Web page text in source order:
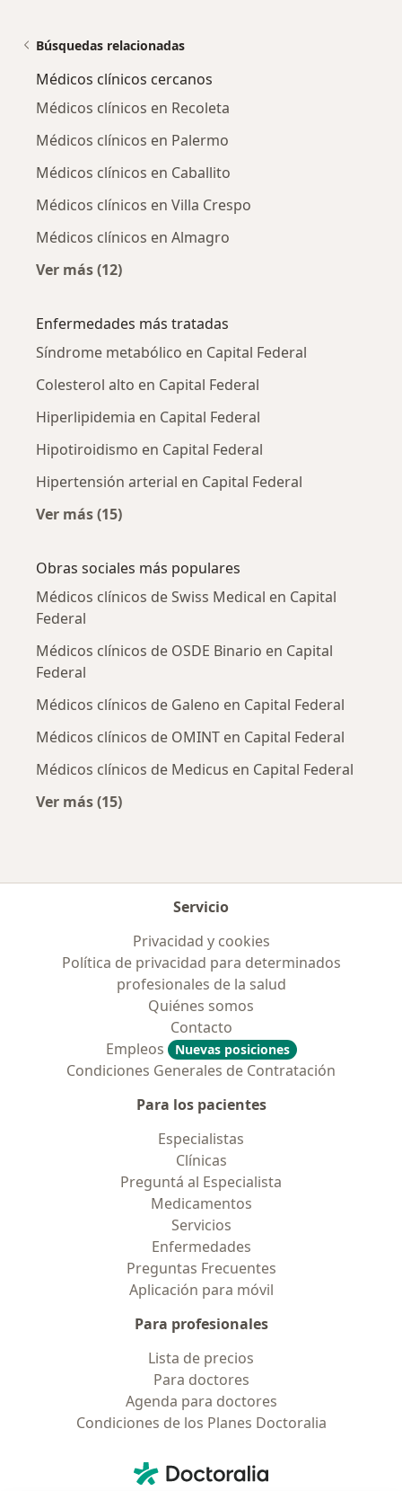
Búsquedas relacionadas
Médicos clínicos cercanos
Médicos clínicos en Recoleta
Médicos clínicos en Palermo
Médicos clínicos en Caballito
Médicos clínicos en Villa Crespo
Médicos clínicos en Almagro
Ver más (12)
Enfermedades más tratadas
Síndrome metabólico en Capital Federal
Colesterol alto en Capital Federal
Hiperlipidemia en Capital Federal
Hipotiroidismo en Capital Federal
Hipertensión arterial en Capital Federal
Ver más (15)
Obras sociales más populares
Médicos clínicos de Swiss Medical en Capital
Federal
Médicos clínicos de OSDE Binario en Capital
Federal
Médicos clínicos de Galeno en Capital Federal
Médicos clínicos de OMINT en Capital Federal
Médicos clínicos de Medicus en Capital Federal
Ver más (15)
Servicio
Privacidad y cookies
Política de privacidad para determinados
profesionales de la salud
Quiénes somos
Contacto
Empleos
Nuevas posiciones
Condiciones Generales de Contratación
Para los pacientes
Especialistas
Clínicas
Preguntá al Especialista
Medicamentos
Servicios
Enfermedades
Preguntas Frecuentes
Aplicación para móvil
Para profesionales
Lista de precios
Para doctores
Agenda para doctores
Condiciones de los Planes Doctoralia
Doctoralia - Página de inicio